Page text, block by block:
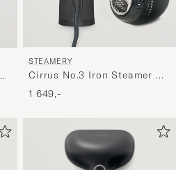
STEAMERY
Cirrus No.3 Iron Steamer &
Pilo Fabric Shaver Set
1 649,-